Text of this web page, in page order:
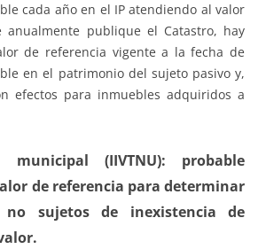
cada año en el IP atendiendo al valor
anualmente publique el Catastro, hay
de referencia vigente a la fecha de
en el patrimonio del sujeto pasivo y,
efectos para inmuebles adquiridos a
municipal (IIVTNU): probable
de referencia para determinar
no sujetos de inexistencia de